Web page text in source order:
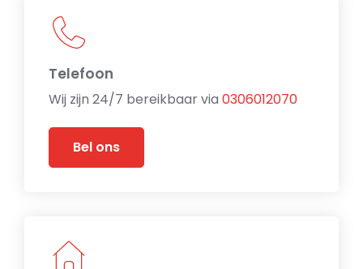
Telefoon
Wij zijn 24/7 bereikbaar via 0306012070
Bel ons